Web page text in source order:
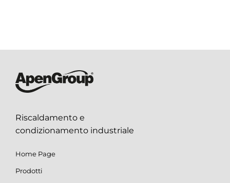
Riscaldamento e
condizionamento industriale
Home Page
Prodotti